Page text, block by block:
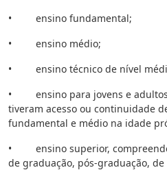
• ensino fundamental;
• ensino médio;
• ensino técnico de nível
• ensino para jovens e adultos
tiveram acesso ou continuidade
fundamental e médio na idade
• ensino superior,
de graduação, pós-graduação, de